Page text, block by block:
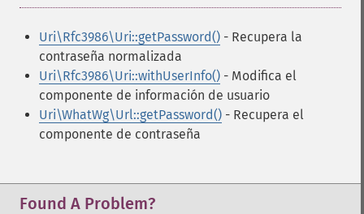
Uri\Rfc3986\Uri::getPassword() - Recupera la
contraseña normalizada
Uri\Rfc3986\Uri::withUserInfo() - Modifica el
componente de información de usuario
Uri\WhatWg\Url::getPassword() - Recupera el
componente de contraseña
Found A Problem?